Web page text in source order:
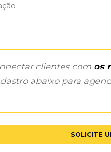
clientes com os
abaixo para
SOLICITE